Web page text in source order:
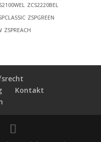
ZCS2220BEL
ZSPGREEN
ZSPREACH
Kontakt